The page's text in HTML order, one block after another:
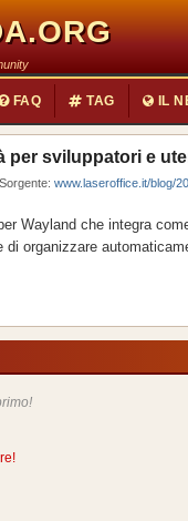
FAQ TAG IL
per sviluppatori e
www.laseroffice.it/blog/
Wayland che integra
di organizzare